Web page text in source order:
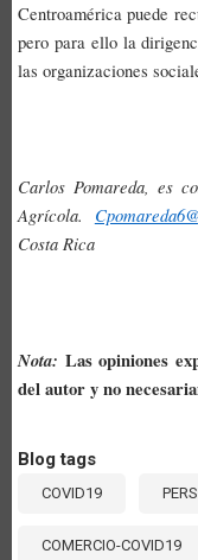
Centroamérica puede
pero para ello la
las organizaciones
Carlos Pomareda, es
Agrícola.
Costa Rica
Nota: Las opiniones
del autor y no
Blog tags
COVID19
COMERCIO-COVID19